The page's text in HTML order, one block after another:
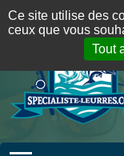
09 72 36 55 01 06 08 07 98
Panneau de gestion
Ce site utilise des
ceux que vous
Tout